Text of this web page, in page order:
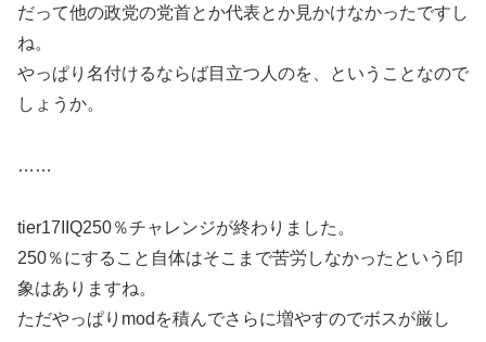
だって他の政党の党首とか代表とか見かけなかったですし
ね。
やっぱり名付けるならば目立つ人のを、ということなので
しょうか。
……
tier17IIQ250％チャレンジが終わりました。
250％にすること自体はそこまで苦労しなかったという印
象はありますね。
ただやっぱりmodを積んでさらに増やすのでボスが厳し